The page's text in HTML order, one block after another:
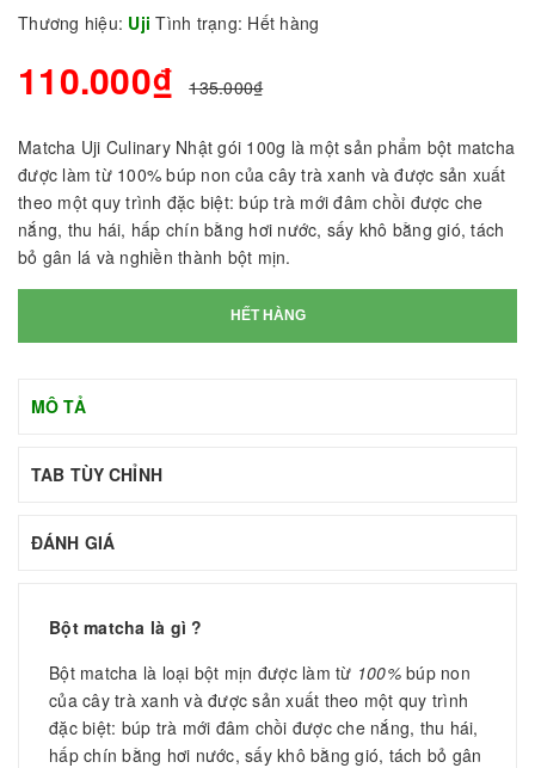
Thương hiệu: UjiTình trạng: Hết hàng
110.000₫ 135.000₫
Matcha Uji Culinary Nhật gói 100g là một sản phẩm bột matcha
được làm từ 100% búp non của cây trà xanh và được sản xuất
theo một quy trình đặc biệt: búp trà mới đâm chồi được che
nắng, thu hái, hấp chín bằng hơi nước, sấy khô bằng gió, tách
bỏ gân lá và nghiền thành bột mịn.
HẾT HÀNG
MÔ TẢ
TAB TÙY CHỈNH
ĐÁNH GIÁ
Bột matcha là gì ?
Bột matcha là loại bột mịn được làm từ 100% búp non
của cây trà xanh và được sản xuất theo một quy trình
đặc biệt: búp trà mới đâm chồi được che nắng, thu hái,
hấp chín bằng hơi nước, sấy khô bằng gió, tách bỏ gân